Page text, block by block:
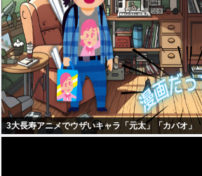
3大長寿アニメでウザいキャラ「元太」「カバオ」